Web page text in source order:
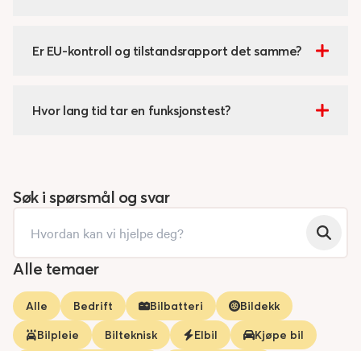
Er EU-kontroll og tilstandsrapport det samme?
Hvor lang tid tar en funksjonstest?
Søk i spørsmål og svar
Alle temaer
Alle Bedrift Bilbatteri
Bildekk
Bilpleie
Bilteknisk Elbil
Kjøpe bil